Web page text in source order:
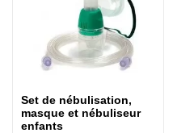
Set de nébulisation,
masque et nébuliseur
enfants